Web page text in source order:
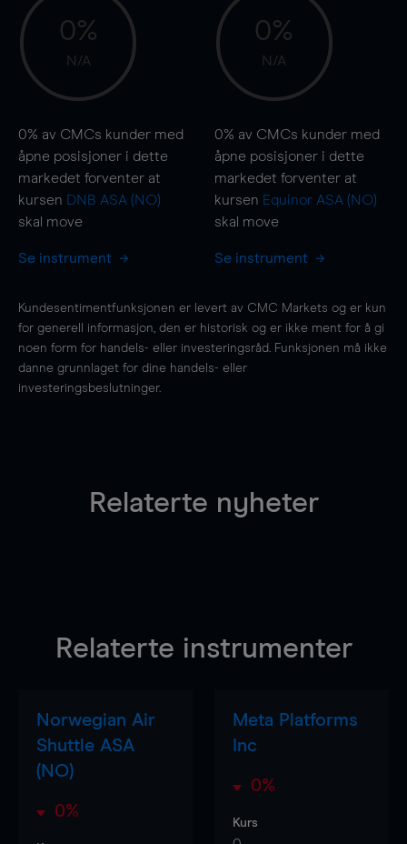
0%
N/A
0% av CMCs kunder med
åpne posisjoner i dette
markedet forventer at
kursen DNB ASA (NO)
skal move
Se instrument
0%
N/A
0% av CMCs kunder med
åpne posisjoner i dette
markedet forventer at
kursen Equinor ASA (NO)
skal move
Se instrument
Kundesentimentfunksjonen er levert av CMC Markets og er kun
for generell informasjon, den er historisk og er ikke ment for å gi
noen form for handels- eller investeringsråd. Funksjonen må ikke
danne grunnlaget for dine handels- eller
investeringsbeslutninger.
Relaterte nyheter
Relaterte instrumenter
Norwegian Air
Shuttle ASA
(NO)
0%
Meta Platforms
Inc
0%
Kurs